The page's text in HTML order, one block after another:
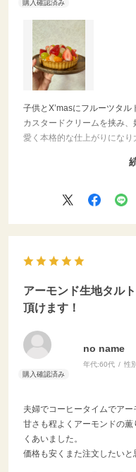
子供とX’masにフルーツタル
カスタードクリームを挟み
愛く本格的な仕上がりになり
はしましたが、好きな物を
アーモンド生地タル
頂けます！
no name
年代:60代 性
夫婦でコーヒータイムでア
甘さも程よくアーモンドの
くあいました。
価格も安くまた注文したいと